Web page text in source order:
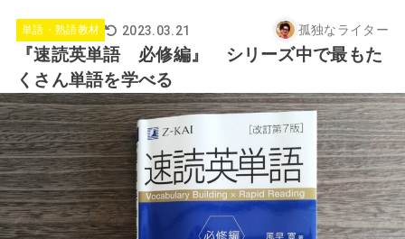
単語・熟語教材 2023.03.21 孤独なライター
『速読英単語 必修編』 シリーズ中で最もた
くさん単語を学べる